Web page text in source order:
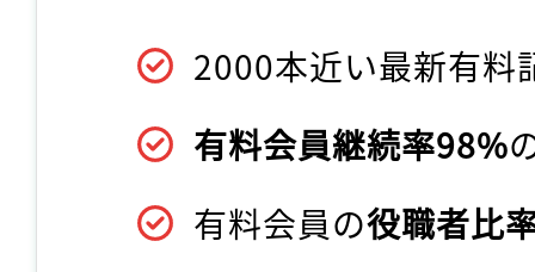
2000本近い最新有料
有料会員継続率98%
有料会員の役職者比